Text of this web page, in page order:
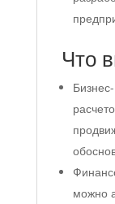
Что
можно